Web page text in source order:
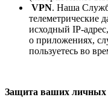
VPN. Наша
телеметрические
исходный IP-
о приложениях,
пользуетесь во
Защита ваших личных